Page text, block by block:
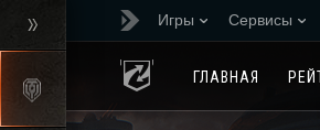
Игры Сервисы
ГЛАВНАЯ